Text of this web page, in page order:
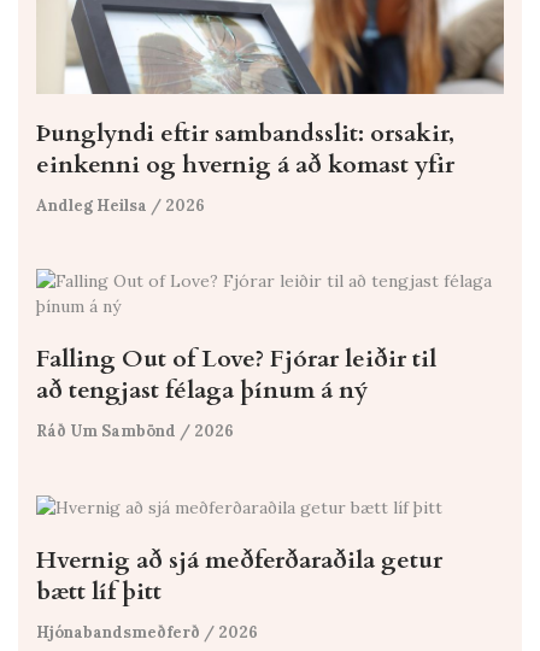
Þunglyndi eftir sambandsslit: orsakir,
einkenni og hvernig á að komast yfir
Andleg Heilsa / 2026
Falling Out of Love? Fjórar leiðir til
að tengjast félaga þínum á ný
Ráð Um Sambönd / 2026
Hvernig að sjá meðferðaraðila getur
bætt líf þitt
Hjónabandsmeðferð / 2026